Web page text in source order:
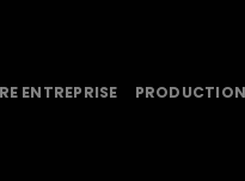
ENTREPRISE PRODUCTION